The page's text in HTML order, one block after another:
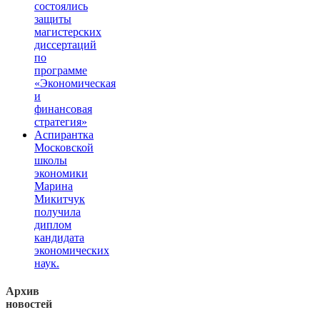
состоялись
защиты
магистерских
диссертаций
по
программе
«Экономическая
и
финансовая
стратегия»
Аспирантка
Московской
школы
экономики
Марина
Микитчук
получила
диплом
кандидата
экономических
наук.
Архив
новостей